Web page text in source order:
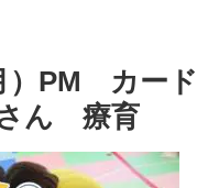
）PM カー
ん 療育